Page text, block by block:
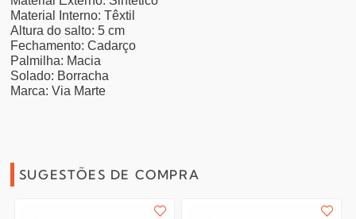
Material Interno: Têxtil
Altura do salto: 5 cm
Fechamento: Cadarço
Palmilha: Macia
Solado: Borracha
Marca: Via Marte
SUGESTÕES DE COMPRA